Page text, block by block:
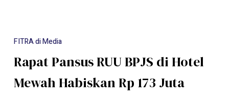
FITRA di Media
Rapat Pansus RUU BPJS di Hotel
Mewah Habiskan Rp 173 Juta